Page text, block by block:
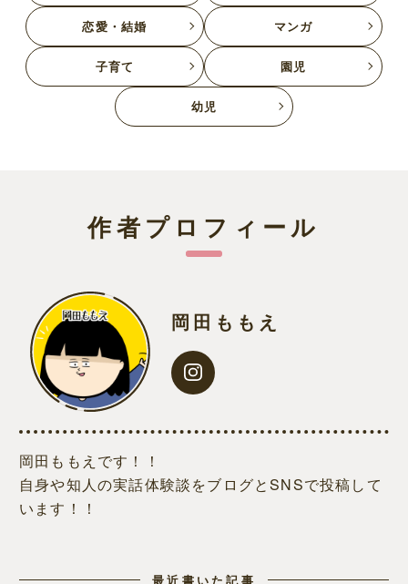
恋愛・結婚 マンガ
子育て 園児
幼児
作者プロフィール
岡田ももえ
岡田ももえです！！
自身や知人の実話体験談をブログとSNSで投稿して
います！！
最近書いた記事